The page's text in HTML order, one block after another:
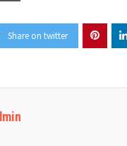
Share on twitter